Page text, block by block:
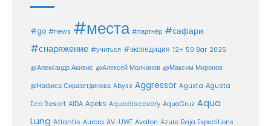
#go #news #места #партнёр #сафари
#снаряжение #учиться #экспедиция 12+ 50 Bar 2025
@Александр Акивис @Алексей Молчанов @Максим Миронов
@Нафиса Сиразетдинова Abyss Aggressor Agusta Agusta
Eco Resort AIDA Apeks Aquadiscovery AquaGruz Aqua
Lung Atlantis Aurora AV-UWT Avalon Azure Baja Expeditions